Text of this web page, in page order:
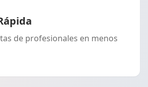
de profesionales en menos